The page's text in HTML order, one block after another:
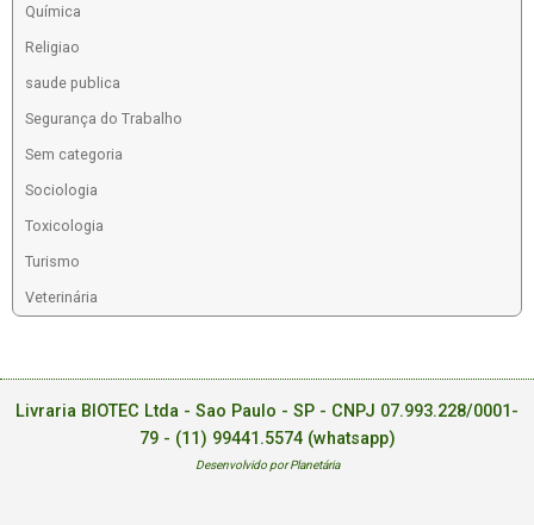
Química
Religiao
saude publica
Segurança do Trabalho
Sem categoria
Sociologia
Toxicologia
Turismo
Veterinária
Livraria BIOTEC Ltda - Sao Paulo - SP - CNPJ 07.993.228/0001-
79 - (11) 99441.5574 (whatsapp)
Desenvolvido por Planetária